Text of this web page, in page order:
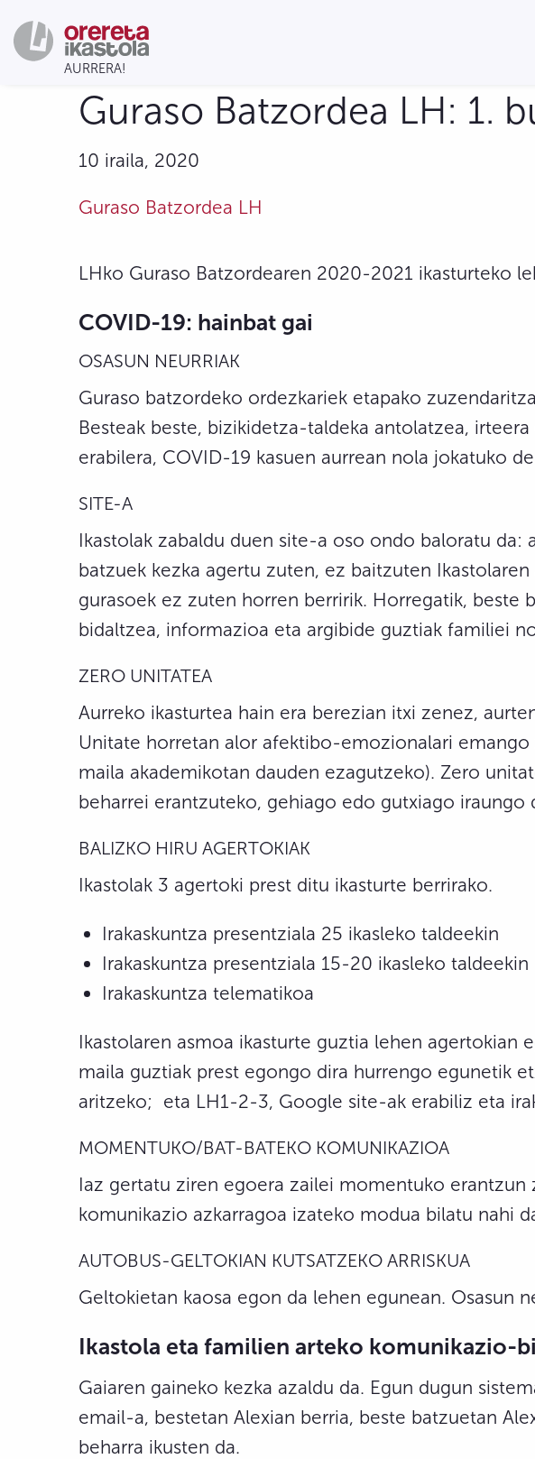
Guraso Batzordea LH: 1.
10 iraila, 2020
Guraso Batzordea LH
LHko Guraso Batzordearen 2020-2021 ikasturteko
COVID-19: hainbat gai
OSASUN NEURRIAK
Guraso batzordeko ordezkariek etapako
Besteak beste, bizikidetza-taldeka antolatzea,
erabilera, COVID-19 kasuen aurrean nola jokatuko
SITE-A
Ikastolak zabaldu duen site-a oso ondo baloratu
batzuek kezka agertu zuten, ez baitzuten
gurasoek ez zuten horren berririk. Horregatik, beste
bidaltzea, informazioa eta argibide guztiak familiei
ZERO UNITATEA
Aurreko ikasturtea hain era berezian itxi zenez,
Unitate horretan alor afektibo-emozionalari emango
maila akademikotan dauden ezagutzeko). Zero
beharrei erantzuteko, gehiago edo gutxiago iraungo
BALIZKO HIRU AGERTOKIAK
Ikastolak 3 agertoki prest ditu ikasturte berrirako.
Irakaskuntza presentziala 25 ikasleko taldeekin
Irakaskuntza presentziala 15-20 ikasleko taldeekin
Irakaskuntza telematikoa
Ikastolaren asmoa ikasturte guztia lehen agertokian
maila guztiak prest egongo dira hurrengo egunetik
aritzeko; eta LH1-2-3, Google site-ak erabiliz eta
MOMENTUKO/BAT-BATEKO KOMUNIKAZIOA
Iaz gertatu ziren egoera zailei momentuko
komunikazio azkarragoa izateko modua bilatu nahi
AUTOBUS-GELTOKIAN KUTSATZEKO ARRISKUA
Geltokietan kaosa egon da lehen egunean. Osasun
Ikastola eta familien arteko komunikazio-
Gaiaren gaineko kezka azaldu da. Egun dugun
email-a, bestetan Alexian berria, beste batzuetan
beharra ikusten da.